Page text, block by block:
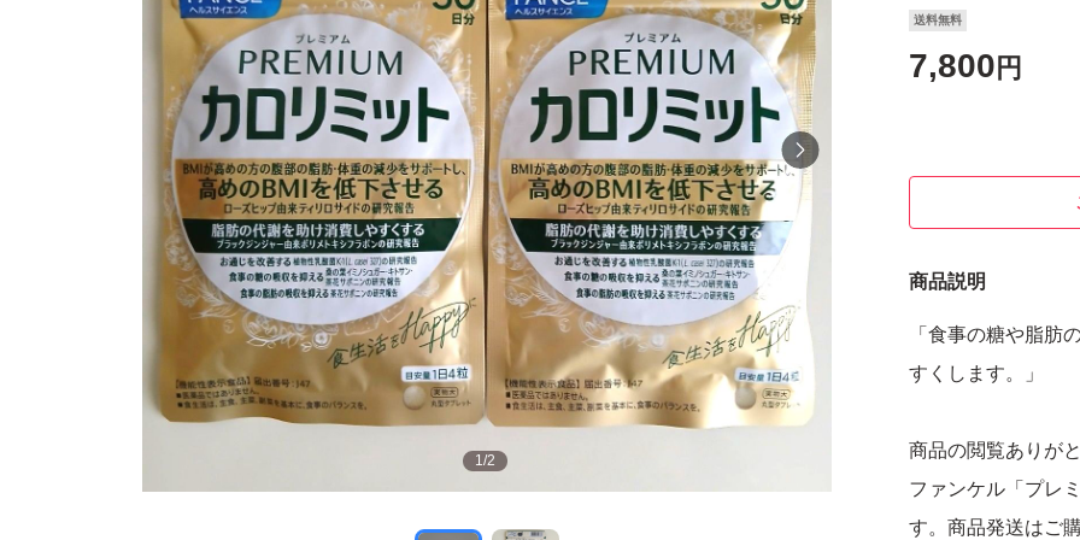
1/2
送料無料
7,800 円
商品説明
「食事の糖や脂肪
すくします。」
商品の閲覧ありが
ファンケル「プレ
す。商品発送はご